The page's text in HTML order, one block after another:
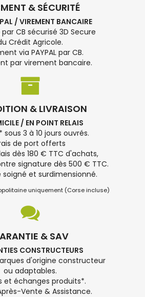
& SÉCURITÉ
/ VIREMENT BANCAIRE
CB sécurisé 3D Secure
Crédit Agricole.
via PAYPAL par CB.
par virement bancaire.
& LIVRAISON
/ EN POINT RELAIS
sous 3 à 10 jours ouvrés.
de port offerts
dès 180 € TTC d'achats,
signature dès 500 € TTC.
soigné et surdimensionné.
uniquement (Corse incluse)
& SAV
CONSTRUCTEURS
d'origine constructeur
ou adaptables.
et échanges produits*.
Vente & Assistance.